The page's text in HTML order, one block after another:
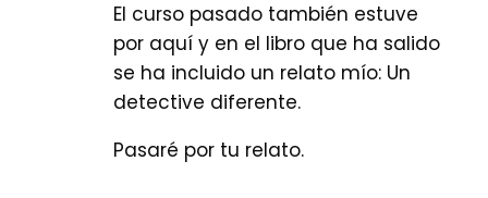
El curso pasado también estuve
por aquí y en el libro que ha salido
se ha incluido un relato mío: Un
detective diferente.
Pasaré por tu relato.